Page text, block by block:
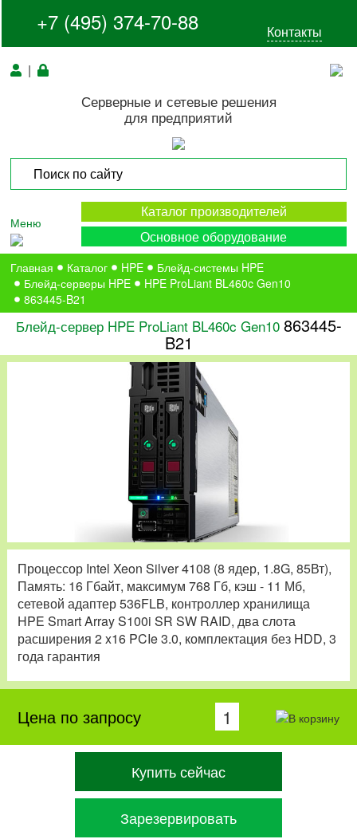
+7 (495) 374-70-88 Контакты
|
Серверные и сетевые решения
для предприятий
Меню
Каталог производителей
Основное оборудование
Главная Каталог HPE
Блейд-системы HPE
Блейд-серверы HPE
HPE ProLiant BL460c Gen10
863445-B21
Блейд-сервер HPE ProLiant BL460c Gen10 863445-
B21
Процессор Intel Xeon Silver 4108 (8 ядер, 1.8G, 85Вт),
Память: 16 Гбайт, максимум 768 Гб, кэш - 11 Мб,
сетевой адаптер 536FLB, контроллер хранилища
HPE Smart Array S100i SR SW RAID, два слота
расширения 2 x16 PCIe 3.0, комплектация без HDD, 3
года гарантия
Цена по запросу
Купить сейчас
Зарезервировать